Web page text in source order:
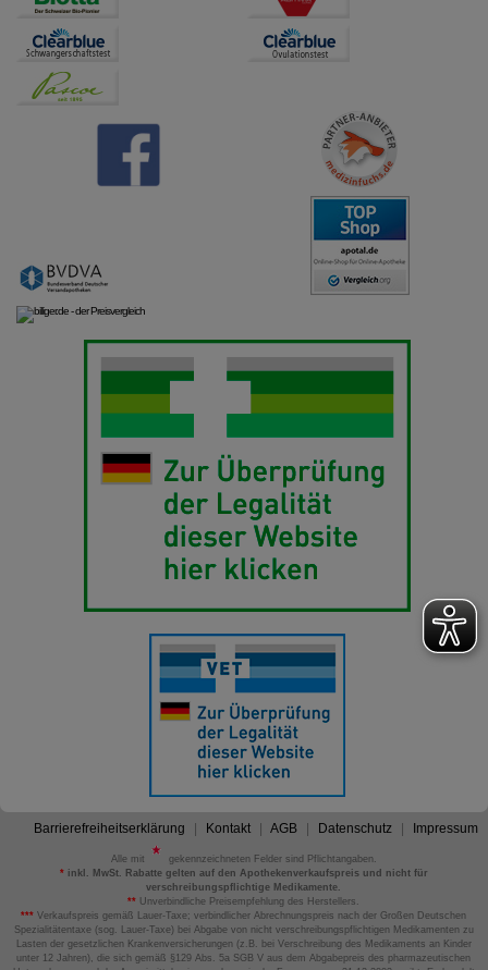
Barrierefreiheitserklärung Kontakt AGB Datenschutz Impressum
Alle mit
gekennzeichneten Felder sind Pflichtangaben.
*inkl. MwSt. Rabatte gelten auf den Apothekenverkaufspreis und nicht für
verschreibungspflichtige Medikamente.
** Unverbindliche Preisempfehlung des Herstellers.
*** Verkaufspreis gemäß Lauer-Taxe; verbindlicher Abrechnungspreis nach der Großen Deutschen
Spezialitätentaxe (sog. Lauer-Taxe) bei Abgabe von nicht verschreibungspflichtigen Medikamenten zu
Lasten der gesetzlichen Krankenversicherungen (z.B. bei Verschreibung des Medikaments an Kinder
unter 12 Jahren), die sich gemäß §129 Abs. 5a SGB V aus dem Abgabepreis des pharmazeutischen